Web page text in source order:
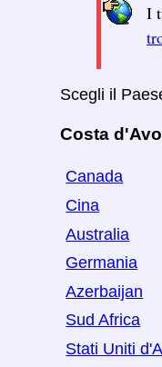
I
Scegli il
Costa
Canada
Cina
Australia
Germania
Azerbaijan
Sud Africa
Stati Uniti